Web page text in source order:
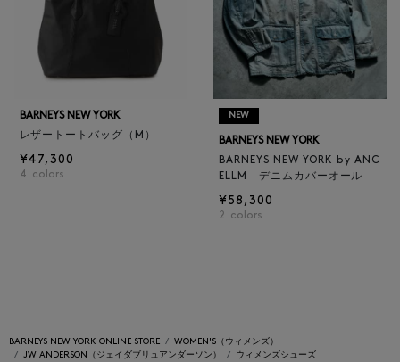
BARNEYS NEW YORK
レザートートバッグ（M）
¥47,300
4 colors
NEW
BARNEYS NEW YORK
BARNEYS NEW YORK by ANC
ELLM デニムカバーオール
¥58,300
2 colors
BARNEYS NEW YORK ONLINE STORE
WOMEN'S（ウィメンズ）
JW ANDERSON（ジェイダブリュアンダーソン）
ウィメンズシューズ